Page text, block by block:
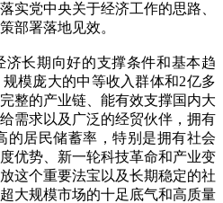
实党中央关于经济工作的思路、
部署落地见效。
长期向好的支撑条件和基本趋
模庞大的中等收入群体和2亿多
整的产业链、能有效支撑国内大
需求以及广泛的经贸伙伴，拥有
的居民储蓄率，特别是拥有社会
优势、新一轮科技革命和产业变
这个重要法宝以及长期稳定的社
大规模市场的十足底气和高质量